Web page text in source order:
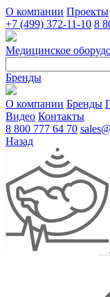
О компании Проекты
+7 (499) 372-11-10 8
Медицинское
Бренды
О компании Бренды
Видео Контакты
8 800 777 64 70
Назад